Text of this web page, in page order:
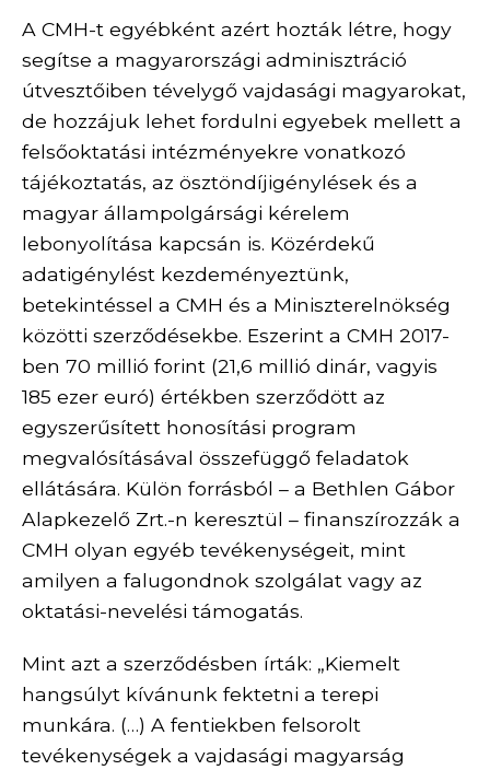
A CMH-t egyébként azért hozták létre, hogy
segítse a magyarországi adminisztráció
útvesztőiben tévelygő vajdasági magyarokat,
de hozzájuk lehet fordulni egyebek mellett a
felsőoktatási intézményekre vonatkozó
tájékoztatás, az ösztöndíjigénylések és a
magyar állampolgársági kérelem
lebonyolítása kapcsán is. Közérdekű
adatigénylést kezdeményeztünk,
betekintéssel a CMH és a Miniszterelnökség
közötti szerződésekbe. Eszerint a CMH 2017-
ben 70 millió forint (21,6 millió dinár, vagyis
185 ezer euró) értékben szerződött az
egyszerűsített honosítási program
megvalósításával összefüggő feladatok
ellátására. Külön forrásból – a Bethlen Gábor
Alapkezelő Zrt.-n keresztül – finanszírozzák a
CMH olyan egyéb tevékenységeit, mint
amilyen a falugondnok szolgálat vagy az
oktatási-nevelési támogatás.
Mint azt a szerződésben írták: „Kiemelt
hangsúlyt kívánunk fektetni a terepi
munkára. (…) A fentiekben felsorolt
tevékenységek a vajdasági magyarság